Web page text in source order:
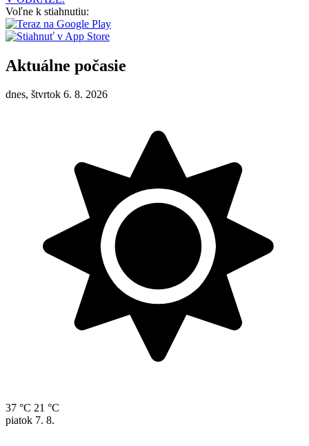
Voľne k stiahnutiu:
Aktuálne počasie
dnes, štvrtok 6. 8. 2026
37 °C 21 °C
piatok 7. 8.